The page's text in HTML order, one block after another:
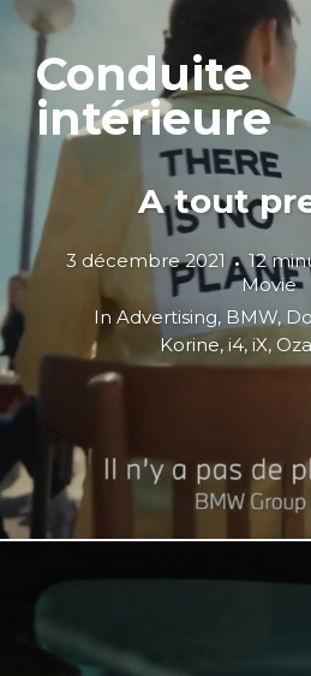
Conduite
intérieure
A tout
3 décembre 2021 12
Movie
In Advertising, BMW,
Korine, i4, iX,